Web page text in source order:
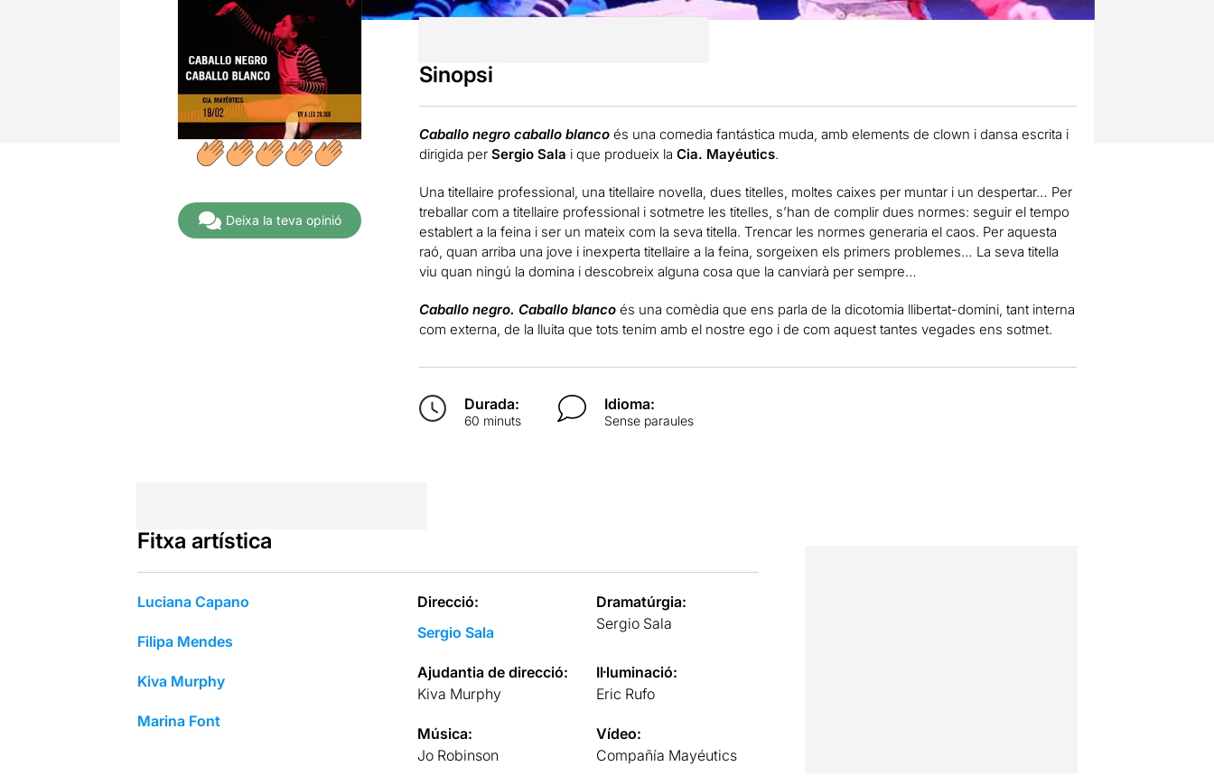
Deixa la teva opinió
Sinopsi
Caballo negro caballo blancoés una comedia fantástica muda, amb elements de clown i dansa escrita i
dirigida per Sergio Sala i que produeix la Cia. Mayéutics.
Una titellaire professional, una titellaire novella, dues titelles, moltes caixes per muntar i un despertar… Per
treballar com a titellaire professional i sotmetre les titelles, s’han de complir dues normes: seguir el tempo
establert a la feina i ser un mateix com la seva titella. Trencar les normes generaria el caos. Per aquesta
raó, quan arriba una jove i inexperta titellaire a la feina, sorgeixen els primers problemes… La seva titella
viu quan ningú la domina i descobreix alguna cosa que la canviarà per sempre…
Caballo negro. Caballo blancoés una comèdia que ens parla de la dicotomia llibertat-domini, tant interna
com externa, de la lluita que tots tenim amb el nostre ego i de com aquest tantes vegades ens sotmet.
Durada:
60 minuts
Idioma:
Sense paraules
Fitxa artística
Luciana Capano
Filipa Mendes
Kiva Murphy
Marina Font
Direcció:
Sergio Sala
Dramatúrgia:
Sergio Sala
Ajudantia de direcció:
Kiva Murphy
Il·luminació:
Eric Rufo
Música:
Jo Robinson
Vídeo:
Compañía Mayéutics